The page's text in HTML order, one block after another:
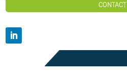
CONTACT